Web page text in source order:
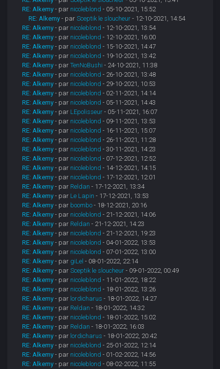
RE: Alkemy - par nicoleblond - 05-10-2021, 15:52
RE: Alkemy - parSceptik le sloucheur - 12-10-2021, 14:54
RE: Alkemy - par nicoleblond - 12-10-2021, 13:54
RE: Alkemy - par nicoleblond - 12-10-2021, 16:00
RE: Alkemy - par nicoleblond - 15-10-2021, 14:47
RE: Alkemy - par nicoleblond - 19-10-2021, 13:42
RE: Alkemy - parTenNoBushi - 24-10-2021, 11:38
RE: Alkemy - par nicoleblond - 26-10-2021, 13:48
RE: Alkemy - par nicoleblond - 29-10-2021, 10:53
RE: Alkemy - par nicoleblond - 02-11-2021, 14:14
RE: Alkemy - par nicoleblond - 05-11-2021, 14:43
RE: Alkemy - par LEpolisseur - 05-11-2021, 16:07
RE: Alkemy - par nicoleblond - 09-11-2021, 13:53
RE: Alkemy - par nicoleblond - 16-11-2021, 15:07
RE: Alkemy - par nicoleblond - 26-11-2021, 11:28
RE: Alkemy - par nicoleblond - 30-11-2021, 14:23
RE: Alkemy - par nicoleblond - 07-12-2021, 12:52
RE: Alkemy - par nicoleblond - 14-12-2021, 14:15
RE: Alkemy - par nicoleblond - 17-12-2021, 12:01
RE: Alkemy - par Reldan - 17-12-2021, 13:34
RE: Alkemy - par Le Lapin - 17-12-2021, 13:53
RE: Alkemy - par boombo - 18-12-2021, 20:16
RE: Alkemy - par nicoleblond - 21-12-2021, 14:06
RE: Alkemy - par Reldan - 21-12-2021, 14:23
RE: Alkemy - par nicoleblond - 21-12-2021, 19:23
RE: Alkemy - par nicoleblond - 04-01-2022, 13:53
RE: Alkemy - par nicoleblond - 07-01-2022, 13:00
RE: Alkemy - par giLel - 08-01-2022, 22:14
RE: Alkemy - parSceptik le sloucheur - 09-01-2022, 00:49
RE: Alkemy - par nicoleblond - 11-01-2022, 18:22
RE: Alkemy - par nicoleblond - 18-01-2022, 13:26
RE: Alkemy - par lordicharus - 18-01-2022, 14:27
RE: Alkemy - par Reldan - 18-01-2022, 14:32
RE: Alkemy - par nicoleblond - 18-01-2022, 15:02
RE: Alkemy - par Reldan - 18-01-2022, 16:03
RE: Alkemy - par lordicharus - 18-01-2022, 20:42
RE: Alkemy - par nicoleblond - 25-01-2022, 12:14
RE: Alkemy - par nicoleblond - 01-02-2022, 14:56
RE: Alkemy - par nicoleblond - 08-02-2022, 11:55